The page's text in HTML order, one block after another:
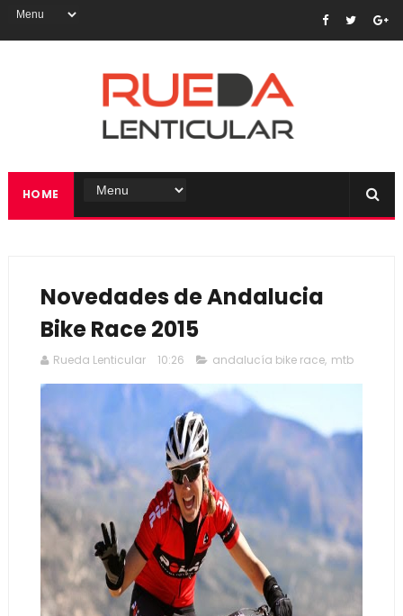
HOME
Novedades de Andalucia
Bike Race 2015
Rueda Lenticular 10:26 andalucía bike race, mtb